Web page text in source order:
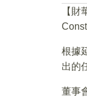
【財
根據
出的
董事